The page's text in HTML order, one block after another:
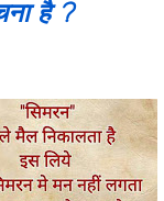
है ?